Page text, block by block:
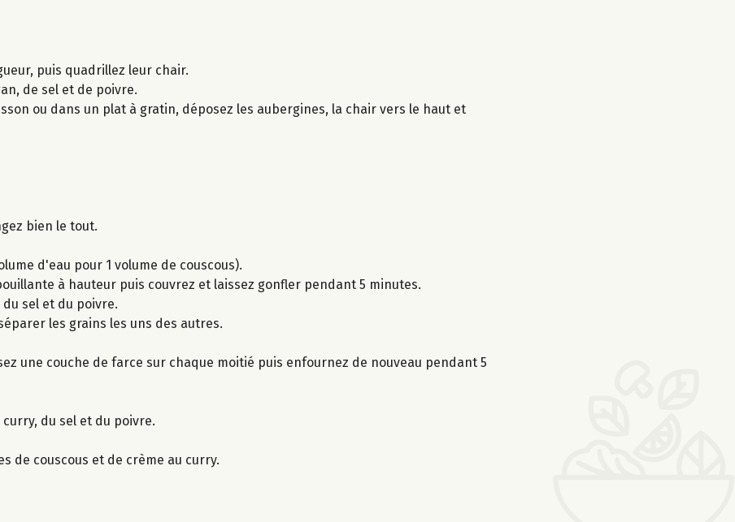
puis quadrillez leur chair.
de sel et de poivre.
ou dans un plat à gratin, déposez les aubergines, la chair vers le haut et
bien le tout.
d'eau pour 1 volume de couscous).
à hauteur puis couvrez et laissez gonfler pendant 5 minutes.
sel et du poivre.
les grains les uns des autres.
une couche de farce sur chaque moitié puis enfournez de nouveau pendant 5
du sel et du poivre.
de couscous et de crème au curry.